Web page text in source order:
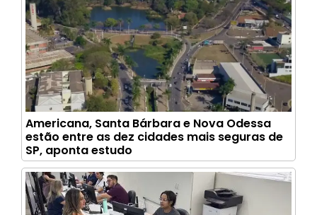
Americana, Santa Bárbara e Nova Odessa
estão entre as dez cidades mais seguras de
SP, aponta estudo